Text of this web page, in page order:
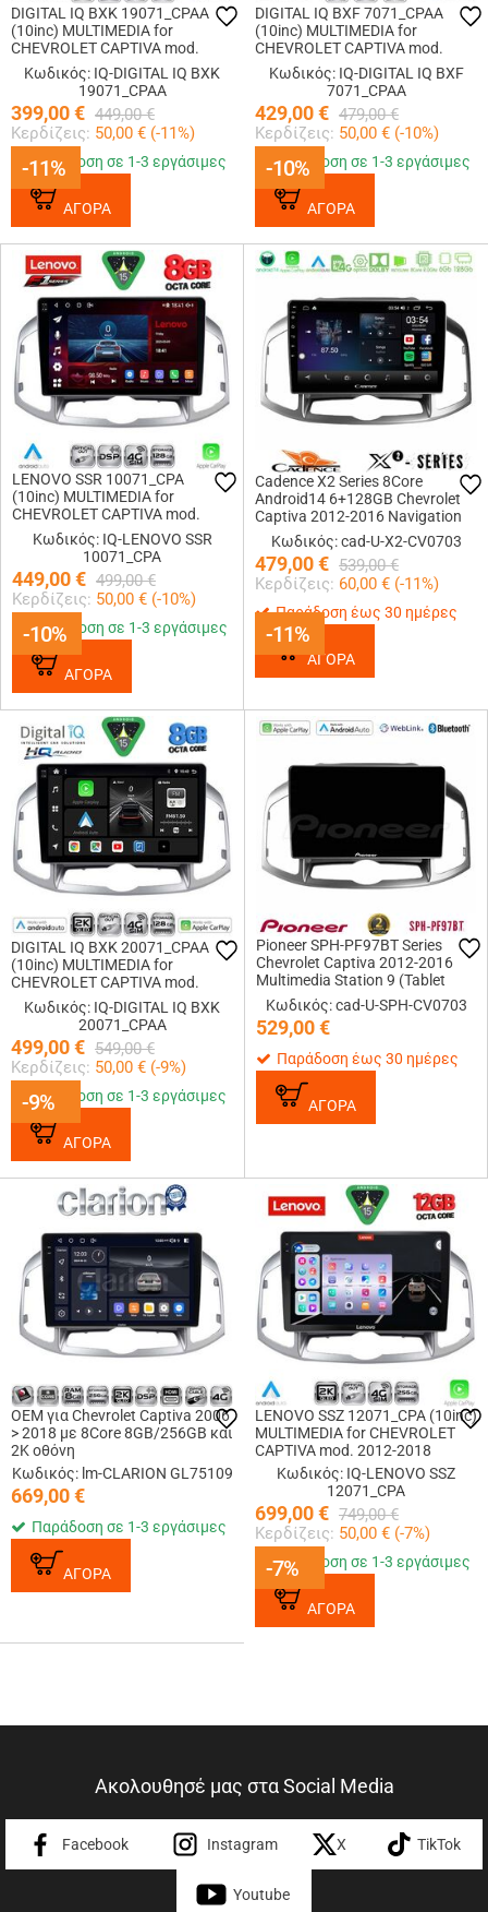
-11%
DIGITAL IQ BXK 19071_CPAA
(10inc) MULTIMEDIA for
CHEVROLET CAPTIVA mod.
2012-2018
Κωδικός: IQ-DIGITAL IQ BXK
19071_CPAA
399,00€ 449,00 €
Κερδίζεις: 50,00 € (-11%)
-11%
Παράδοση σε 1-3 εργάσιμες
ΑΓΟΡΑ
-10%
DIGITAL IQ BXF 7071_CPAA
(10inc) MULTIMEDIA for
CHEVROLET CAPTIVA mod.
2012-2018
Κωδικός: IQ-DIGITAL IQ BXF
7071_CPAA
429,00€ 479,00 €
Κερδίζεις: 50,00 € (-10%)
-10%
Παράδοση σε 1-3 εργάσιμες
ΑΓΟΡΑ
-10%
LENOVO SSR 10071_CPA
(10inc) MULTIMEDIA for
CHEVROLET CAPTIVA mod.
2012-2018
Κωδικός: IQ-LENOVO SSR
10071_CPA
449,00€ 499,00 €
Κερδίζεις: 50,00 € (-10%)
-10%
Παράδοση σε 1-3 εργάσιμες
ΑΓΟΡΑ
-11%
Cadence X2 Series 8Core
Android14 6+128GB Chevrolet
Captiva 2012-2016 Navigation
Multimedia Tablet 9
Κωδικός: cad-U-X2-CV0703
479,00€ 539,00 €
Κερδίζεις: 60,00 € (-11%)
-11%
Παράδοση έως 30 ημέρες
ΑΓΟΡΑ
-9%
DIGITAL IQ BXK 20071_CPAA
(10inc) MULTIMEDIA for
CHEVROLET CAPTIVA mod.
2012-2018
Κωδικός: IQ-DIGITAL IQ BXK
20071_CPAA
499,00€ 549,00 €
Κερδίζεις: 50,00 € (-9%)
-9%
Παράδοση σε 1-3 εργάσιμες
ΑΓΟΡΑ
Pioneer SPH-PF97BT Series
Chevrolet Captiva 2012-2016
Multimedia Station 9 (Tablet
Style) Με Carplay &amp;
Android Auto
Κωδικός: cad-U-SPH-CV0703
529,00€
Παράδοση έως 30 ημέρες
ΑΓΟΡΑ
OEM για Chevrolet Captiva 2006
> 2018 με 8Core 8GB/256GB και
2Κ οθόνη
Κωδικός: lm-CLARION GL75109
669,00€
Παράδοση σε 1-3 εργάσιμες
ΑΓΟΡΑ -7%
LENOVO SSZ 12071_CPA (10inc)
MULTIMEDIA for CHEVROLET
CAPTIVA mod. 2012-2018
Κωδικός: IQ-LENOVO SSZ
12071_CPA
699,00€ 749,00 €
Κερδίζεις: 50,00 € (-7%)
-7%
Παράδοση σε 1-3 εργάσιμες
ΑΓΟΡΑ
Ακολουθησέ μας στα Social Media
Facebook Instagram X TikTok
Youtube